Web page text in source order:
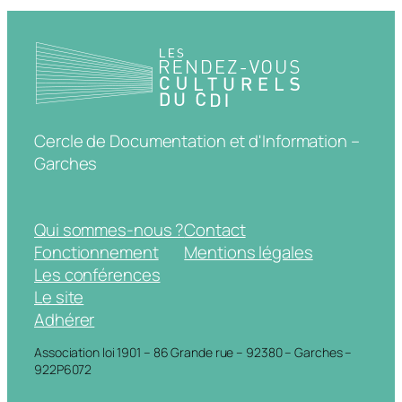
Cercle de Documentation et d'Information –
Garches
Qui sommes-nous ?
Fonctionnement
Les conférences
Le site
Adhérer
Contact
Mentions légales
Association loi 1901 – 86 Grande rue – 92380 – Garches –
922P6072